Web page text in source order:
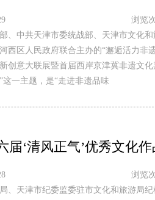
浏览
、中共天津市委统战部、天津市文化
西区人民政府联合主办的“邂逅活力
创意大联展暨首届西岸京津冀非遗文
一主题，是“走进非遗品味
届‘清风正气’优秀文化
浏览
、天津市纪委监委驻市文化和旅游局